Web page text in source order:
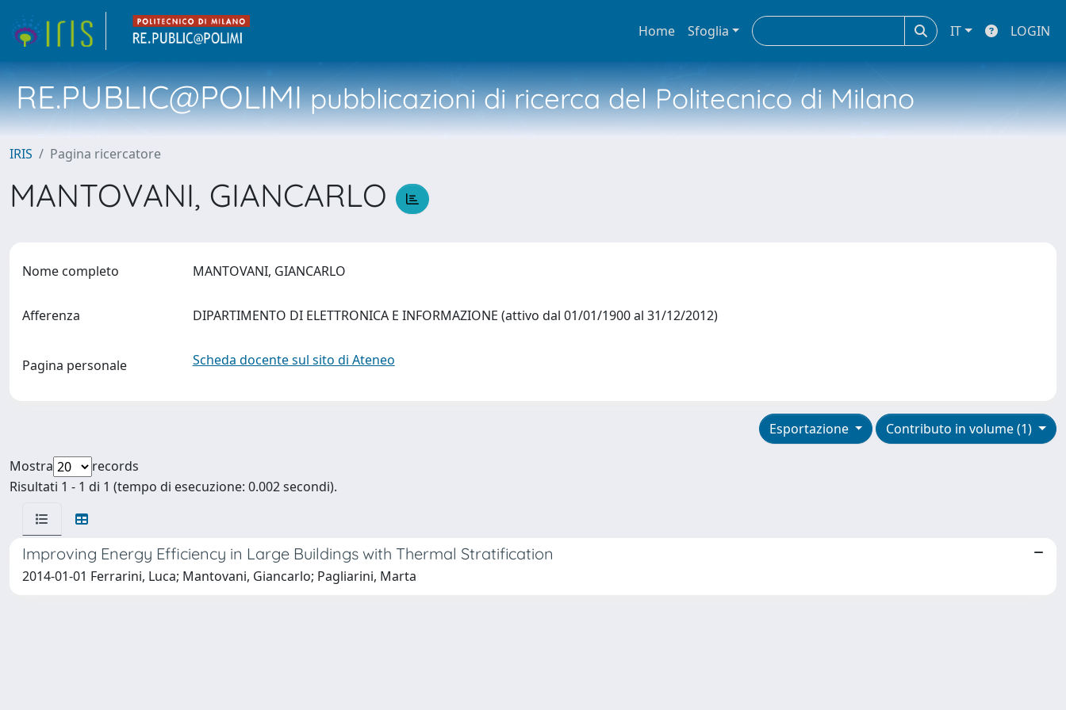
Home Sfoglia IT LOGIN
RE.PUBLIC@POLIMIpubblicazioni di ricerca del Politecnico di Milano
IRIS Pagina ricercatore
MANTOVANI, GIANCARLO
Nome completo MANTOVANI, GIANCARLO
Afferenza DIPARTIMENTO DI ELETTRONICA E INFORMAZIONE (attivo dal 01/01/1900 al 31/12/2012)
Pagina personale Scheda docente sul sito di Ateneo
Contributo in volume (1)
Esportazione
Mostra
records
Risultati 1 - 1 di 1 (tempo di esecuzione: 0.002 secondi).
Improving Energy Efficiency in Large Buildings with Thermal Stratification
2014-01-01 Ferrarini, Luca; Mantovani, Giancarlo; Pagliarini, Marta